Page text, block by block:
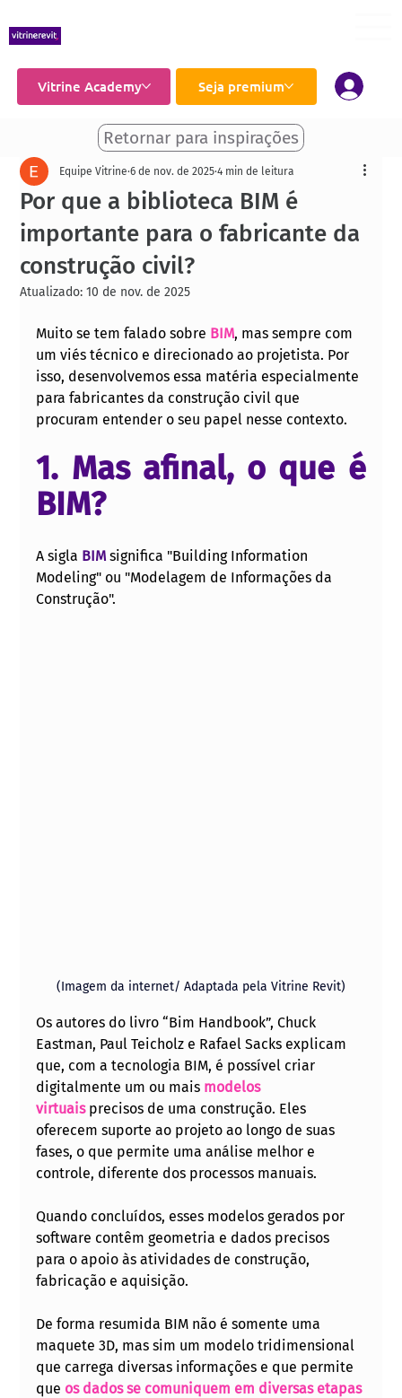
Vitrine Academy Seja premium
Retornar para inspirações
Por que a biblioteca BIM é
importante para o fabricante da
construção civil?
Equipe Vitrine 6 de nov. de 2025 4 min de leitura
Atualizado:10 de nov. de 2025
Muito se tem falado sobre BIM, mas sempre com
um viés técnico e direcionado ao projetista. Por
isso, desenvolvemos essa matéria especialmente
para fabricantes da construção civil que
procuram entender o seu papel nesse contexto.
1. Mas afinal, o que é
BIM?
A sigla BIM significa "Building Information
Modeling" ou "Modelagem de Informações da
Construção".
(Imagem da internet/ Adaptada pela Vitrine Revit)
Os autores do livro “Bim Handbook”, Chuck
Eastman, Paul Teicholz e Rafael Sacks explicam
que, com a tecnologia BIM, é possível criar
digitalmente um ou mais modelos
virtuais precisos de uma construção. Eles
oferecem suporte ao projeto ao longo de suas
fases, o que permite uma análise melhor e
controle, diferente dos processos manuais.
Quando concluídos, esses modelos gerados por
software contêm geometria e dados precisos
para o apoio às atividades de construção,
fabricação e aquisição.
De forma resumida BIM não é somente uma
maquete 3D, mas sim um modelo tridimensional
que carrega diversas informações e que permite
que os dados se comuniquem em diversas etapas